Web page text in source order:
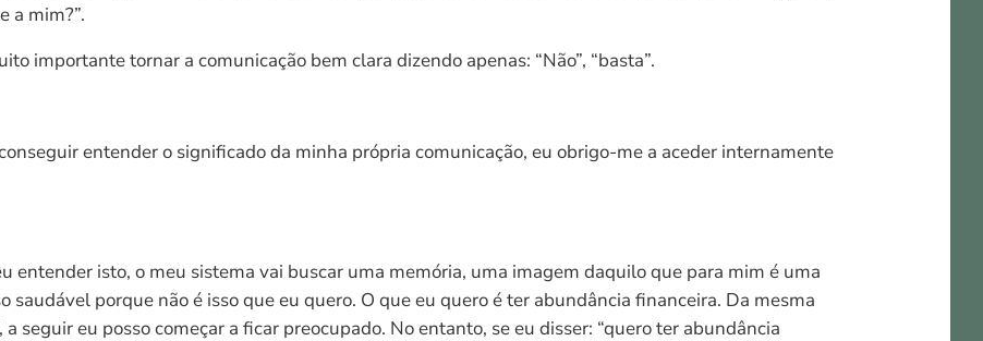
a mim?”.
importante tornar a comunicação bem clara dizendo apenas: “Não”, “basta”.
entender o significado da minha própria comunicação, eu obrigo-me a aceder internamente
entender isto, o meu sistema vai buscar uma memória, uma imagem daquilo que para mim é uma
saudável porque não é isso que eu quero. O que eu quero é ter abundância financeira. Da mesma
seguir eu posso começar a ficar preocupado. No entanto, se eu disser: “quero ter abundância